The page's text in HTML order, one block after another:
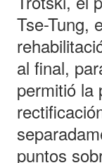
Tse-Tung,
al final,
permitió la
puntos